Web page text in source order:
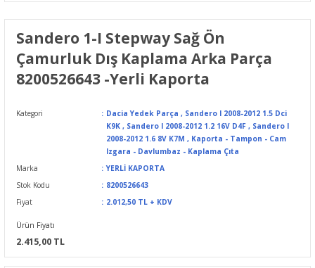
Sandero 1-I Stepway Sağ Ön
Çamurluk Dış Kaplama Arka Parça
8200526643 -Yerli Kaporta
Kategori Dacia Yedek Parça , Sandero I 2008-2012 1.5 Dci
K9K , Sandero I 2008-2012 1.2 16V D4F , Sandero I
2008-2012 1.6 8V K7M , Kaporta - Tampon - Cam
Izgara - Davlumbaz - Kaplama Çıta
Marka
YERLİ KAPORTA
Stok Kodu
8200526643
Fiyat
2.012,50 TL + KDV
Ürün Fiyatı
2.415,00 TL